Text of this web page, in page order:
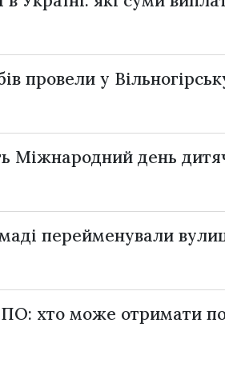
провели у
Міжнародний день
перейменували
хто може отримати